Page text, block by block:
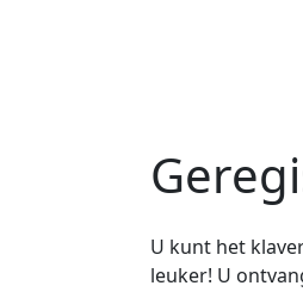
U kunt het
leuker! U